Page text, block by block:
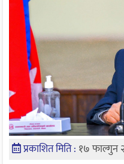
प्रकाशित मिति : १७ फाल्गुन